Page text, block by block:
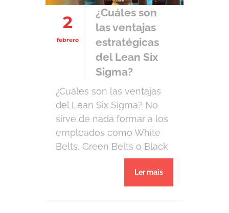
responder a estas
preguntas. ¿Puede mi […]
2
febrero
¿Cuáles son
las ventajas
estratégicas
del Lean Six
Sigma?
¿Cuáles son las ventajas
del Lean Six Sigma? No
sirve de nada formar a los
empleados como White
Belts, Green Belts o Black
Belts si no saben cómo
poner en marcha el
proceso. El Lean Six Sigma
Ler mais